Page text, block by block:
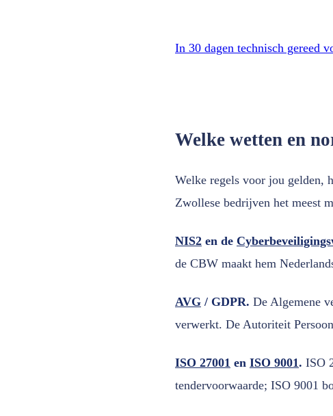
In 30 dagen technisch gereed
Welke wetten en
Welke regels voor jou gelden,
Zwollese bedrijven het meest
NIS2 en de
de CBW maakt hem
AVG / GDPR. De Algemene
verwerkt. De Autoriteit
ISO 27001 en ISO 9001. ISO
tendervoorwaarde; ISO 9001